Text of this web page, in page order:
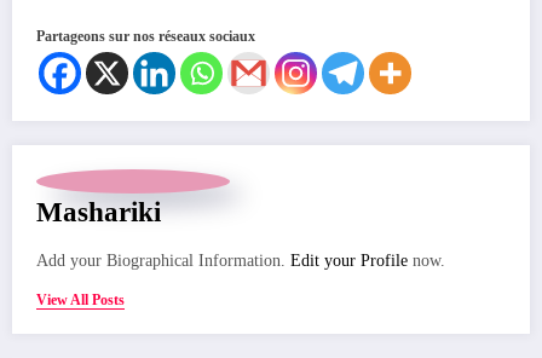
Partageons sur nos réseaux sociaux
Mashariki
Add your Biographical Information. Edit your Profile now.
View All Posts